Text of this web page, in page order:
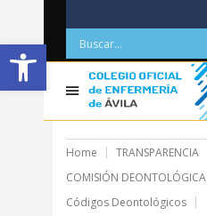
Abrir barra de herramientas
Home
TRANSPARENCIA
COMISIÓN DEONTOLÓGICA
Códigos Deontológicos